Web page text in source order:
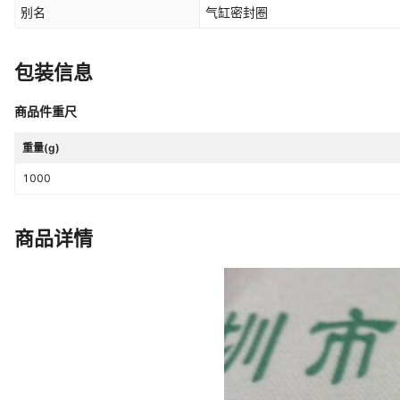
别名 气缸密封圈
包装信息
商品件重尺
重量(g)
1000
商品详情